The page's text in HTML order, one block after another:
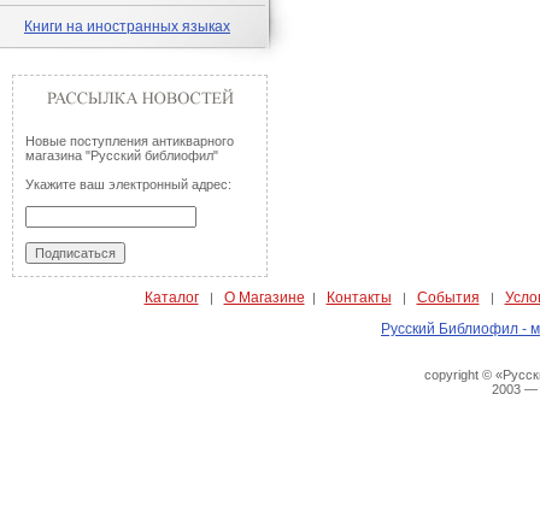
Книги на иностранных языках
Новые поступления антикварного
магазина "Русский библиофил"
Укажите ваш электронный адрес:
Каталог| О Магазине | Контакты | События |
Русский Библиофил -
copyright ©
2003 —